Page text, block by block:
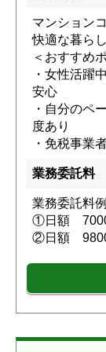
マンション
快適な暮ら
＜おすすめ
・女性活躍
安心
・自分のペ
度あり
・免税事業
業務委託料
業務委託料例
①日額
②日額